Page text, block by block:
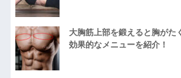
大胸筋上部を鍛えると胸がた
効果的なメニューを紹介！